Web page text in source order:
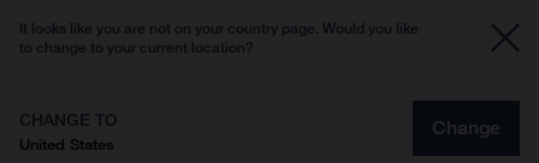
It looks like you are not on your country page. Would you like
to change to your current location?
CHANGE TO
United States
Change